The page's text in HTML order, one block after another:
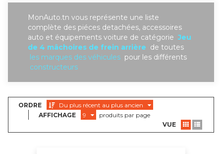
MonAuto.tn vous représente une liste
complète des piéces detachées, accessoires
auto et équipements voiture de catégorieJeu
de 4 mâchoires de frein arrière de toutes
les marques des véhicules pour les différents
constructeurs
ORDRE
Du plus récent au plus ancien
AFFICHAGE
9
produits par page
VUE